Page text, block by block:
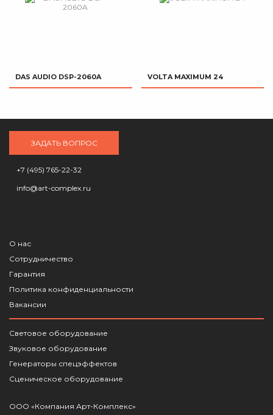
DAS AUDIO DSP-2060A VOLTA MAXIMUM 24
ЗАДАТЬ ВОПРОС
+7 (495) 765-22-32
info@art-complex.ru
О нас
Сотрудничество
Гарантия
Политика конфиденциальности
Вакансии
Световое оборудование
Звуковое оборудование
Генераторы спецэффектов
Сценическое оборудование
ООО «Компания Арт-Комплекс»